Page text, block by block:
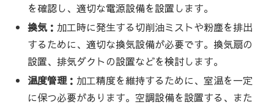
を確認し、適切な電源設備を設置します。
換気： 加工時に発生する切削油ミストや粉塵を排出
するために、適切な換気設備が必要です。換気扇の
設置、排気ダクトの設置などを検討します。
温度管理： 加工精度を維持するために、室温を一定
に保つ必要があります。空調設備を設置する、また